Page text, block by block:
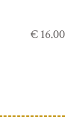
€ 16.00